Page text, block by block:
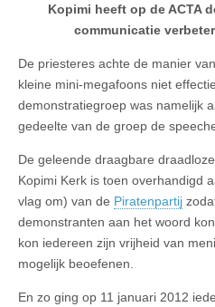
Kopimi heeft op de ACTA
communicatie
De priesteres achte de manier
kleine mini-megafoons niet
demonstratiegroep was namelijk
gedeelte van de groep de
De geleende draagbare
Kopimi Kerk is toen overhandigd
vlag om) van de Piratenpartij
demonstranten aan het woord
kon iedereen zijn vrijheid van
mogelijk beoefenen.
En zo ging op 11 januari 2012